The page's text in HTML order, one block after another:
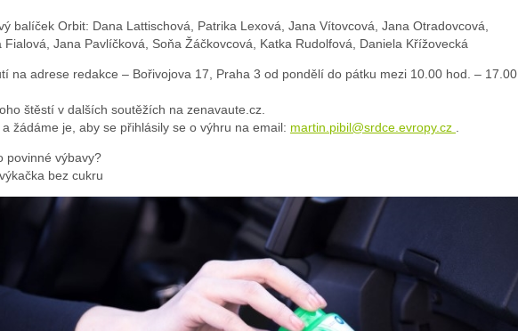
balíček Orbit: Dana Lattischová, Patrika Lexová, Jana Vítovcová, Jana Otradovcová,
Fialová, Jana Pavlíčková, Soňa Žáčkovcová, Katka Rudolfová, Daniela Křížovecká
na adrese redakce – Bořivojova 17, Praha 3 od pondělí do pátku mezi 10.00 hod. – 17.00
štěstí v dalších soutěžích na zenavaute.cz.
žádáme je, aby se přihlásily se o výhru na email: martin.pibil@srdce.evropy.cz .
povinné výbavy?
bez cukru